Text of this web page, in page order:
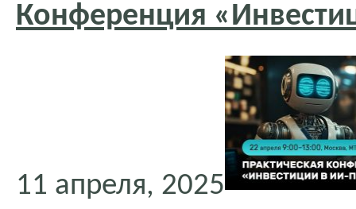
Конференция
11 апреля, 2025